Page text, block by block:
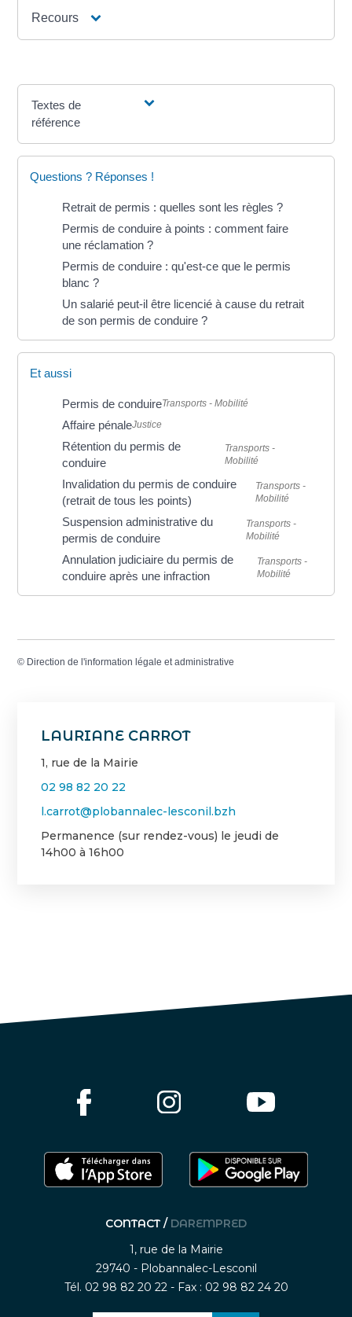
LAURIANE CARROT
1, rue de la Mairie
02 98 82 20 22
l.carrot@plobannalec-lesconil.bzh
Permanence (sur rendez-vous) le jeudi de
14h00 à 16h00
Recours
Textes de
référence
Questions ? Réponses !
Retrait de permis : quelles sont les règles ?
Permis de conduire à points : comment faire
une réclamation ?
Permis de conduire : qu'est-ce que le permis
blanc ?
Un salarié peut-il être licencié à cause du retrait
de son permis de conduire ?
Et aussi
Permis de conduireTransports - Mobilité
Affaire pénaleJustice
Rétention du permis de
conduire
Transports -
Mobilité
Invalidation du permis de conduire
(retrait de tous les points)
Transports -
Mobilité
Suspension administrative du
permis de conduire
Transports -
Mobilité
Annulation judiciaire du permis de
conduire après une infraction
Transports -
Mobilité
© Direction de l'information légale et administrative
CONTACT / DAREMPRED
1, rue de la Mairie
29740 - Plobannalec-Lesconil
Tél. 02 98 82 20 22 - Fax : 02 98 82 24 20